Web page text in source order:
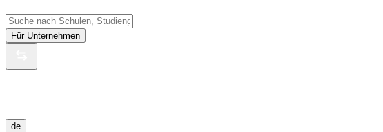
Für Unternehmen
de